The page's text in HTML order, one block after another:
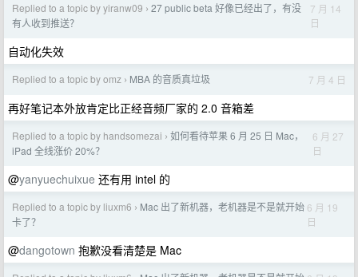
Replied to a topic by yiranw09 › 27 public beta 好像已经出了，有没
有人收到推送？
7 月 14
日
自动化失效
Replied to a topic by omz › MBA 的音质真垃圾 7 月 4 日
再好笔记本外放肯定比正经音频厂家的 2.0 音箱差
Replied to a topic by handsomezai › 如何看待苹果 6 月 25 日 Mac，
iPad 全线涨价 20%？
6 月 27
日
@yanyuechuixue 还有用 intel 的
Replied to a topic by liuxm6 › Mac 出了新机器，老机器是不是就开始
卡了？
6 月 19
日
@dangotown 抱歉没看清楚是 Mac